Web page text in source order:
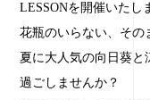
LESSONを開催いたし
花瓶のいらない、その
夏に大人気の向日葵と
過ごしませんか？